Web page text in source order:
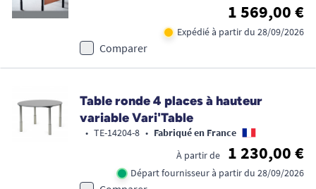
1 569,00 €
Expédié à partir du 28/09/2026
Comparer
Table ronde 4 places à hauteur
variable Vari'Table
• TE-14204-8 • Fabriqué en France
À partir de
1 230,00 €
Départ fournisseur à partir du 28/09/2026